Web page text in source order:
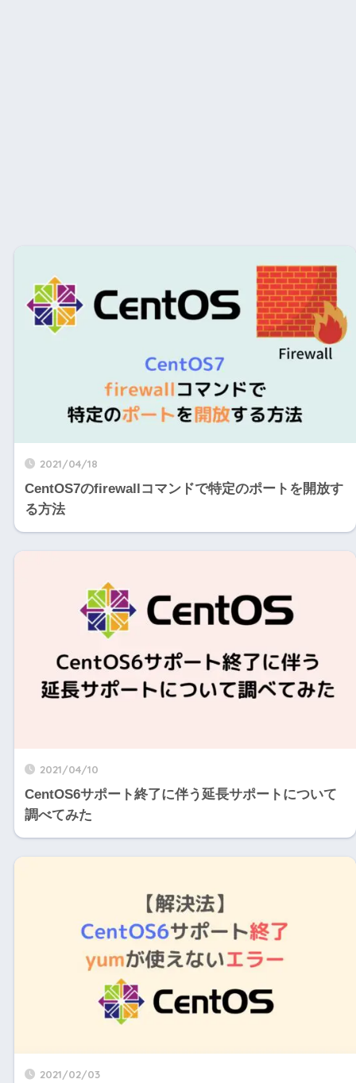
2021/04/18
CentOS7のfirewallコマンドで特定のポートを開放す
る方法
2021/04/10
CentOS6サポート終了に伴う延長サポートについて
調べてみた
2021/02/03